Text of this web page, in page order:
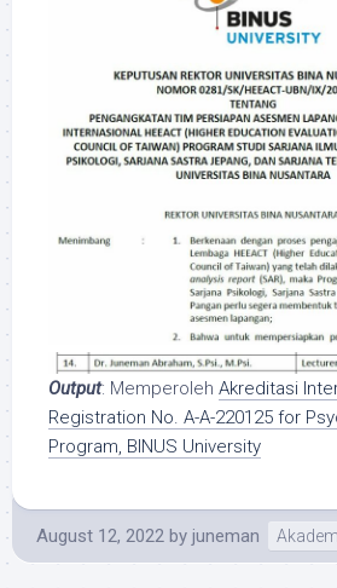
Output: Memperoleh Akreditasi
Registration No. A-A-220125 for
Program, BINUS University
August 12, 2022 by juneman